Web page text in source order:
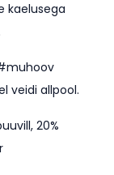
kaelusega
veidi allpool.
20%